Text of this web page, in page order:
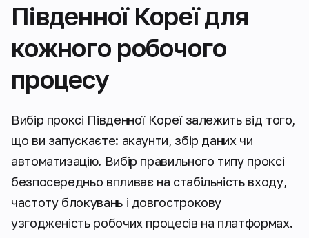
Південної Кореї для
кожного робочого
процесу
Вибір проксі Південної Кореї залежить від того,
що ви запускаєте: акаунти, збір даних чи
автоматизацію. Вибір правильного типу проксі
безпосередньо впливає на стабільність входу,
частоту блокувань і довгострокову
узгодженість робочих процесів на платформах.